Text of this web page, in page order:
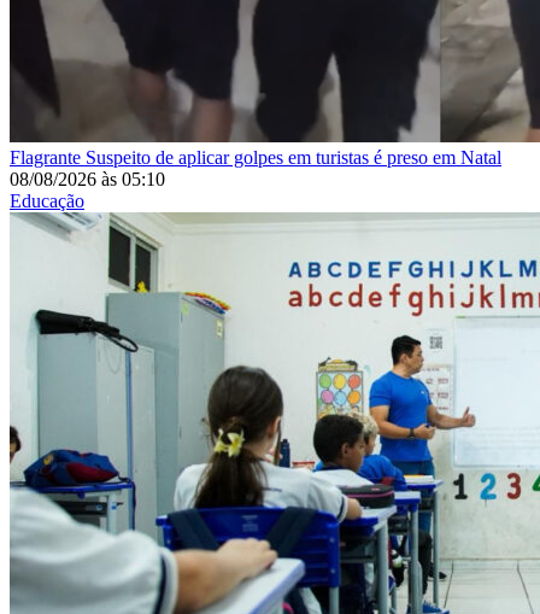
Flagrante Suspeito de aplicar golpes em turistas é preso em Natal
08/08/2026 às 05:10
Educação